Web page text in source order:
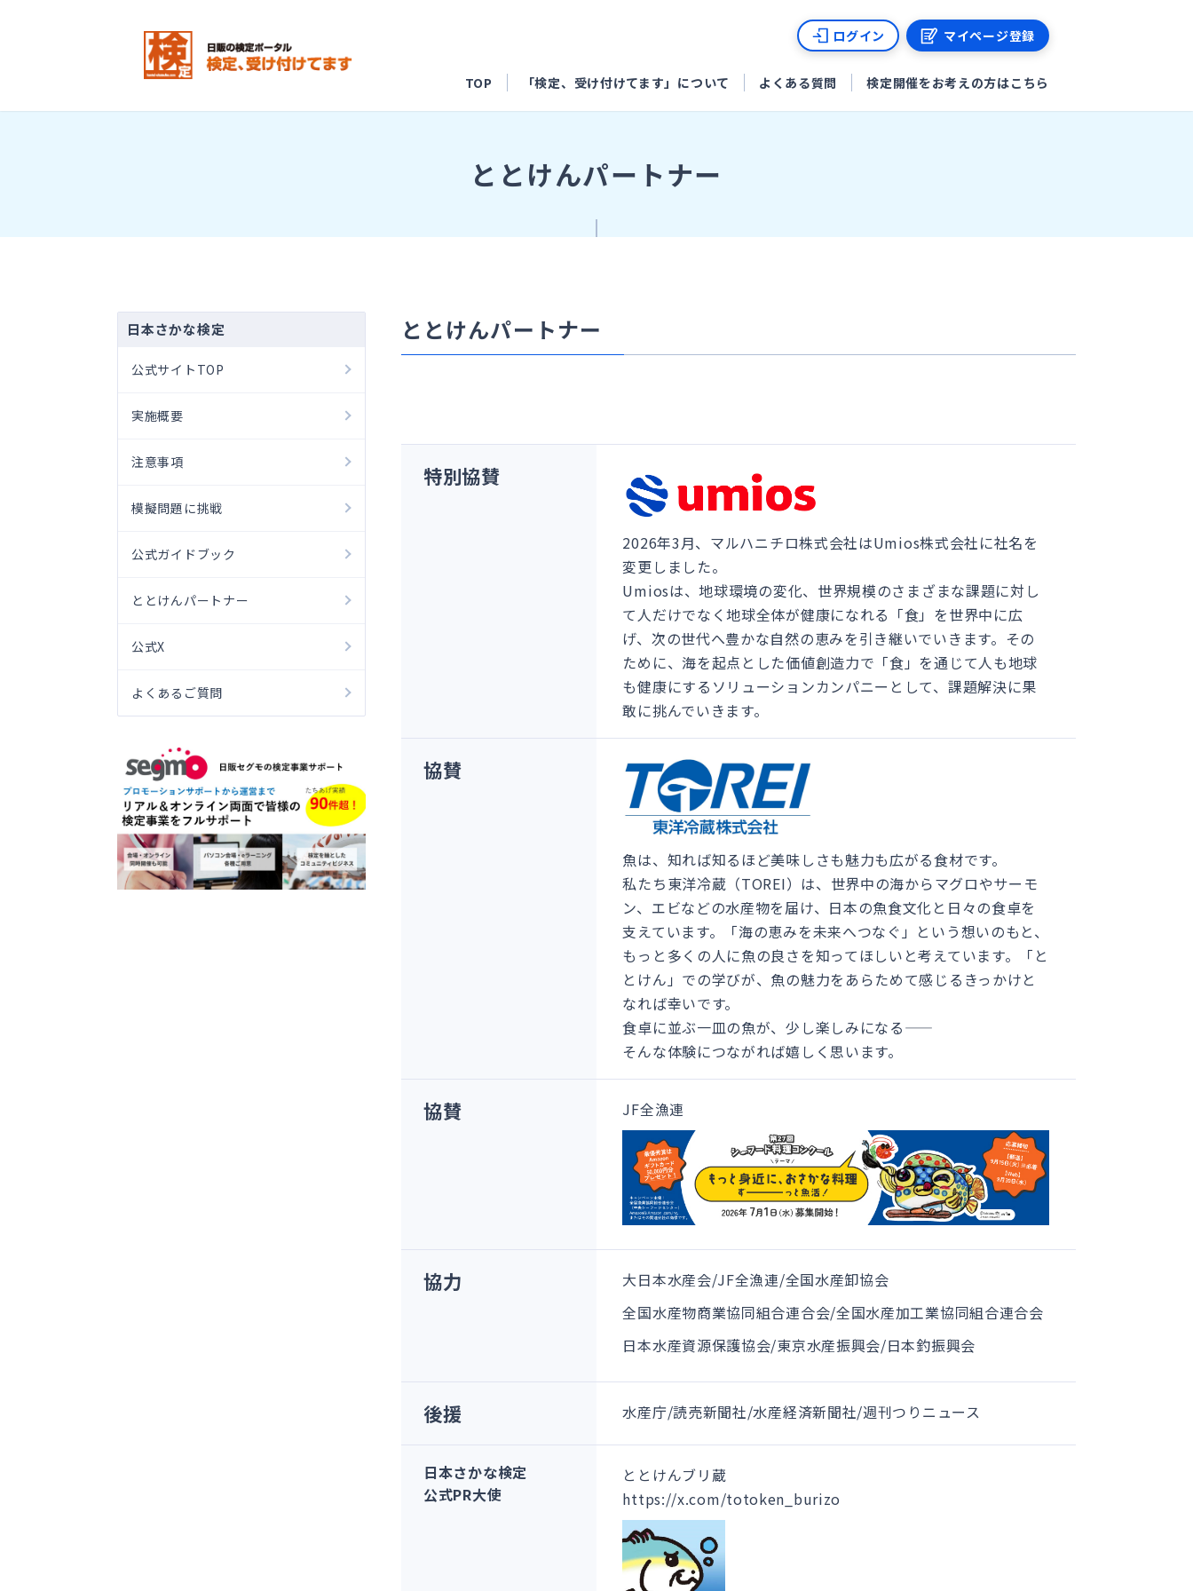
ログイン マイページ登録
TOP 「検定、受け付けてます」について よくある質問 検定開催をお考えの方はこちら
ととけんパートナー
日本さかな検定
公式サイトTOP
実施概要
注意事項
模擬問題に挑戦
公式ガイドブック
ととけんパートナー
公式X
よくあるご質問
ととけんパートナー
特別協賛
2026年3月、マルハニチロ株式会社はUmios株式会社に社名を
変更しました。
Umiosは、地球環境の変化、世界規模のさまざまな課題に対し
て人だけでなく地球全体が健康になれる「食」を世界中に広
げ、次の世代へ豊かな自然の恵みを引き継いでいきます。その
ために、海を起点とした価値創造力で「食」を通じて人も地球
も健康にするソリューションカンパニーとして、課題解決に果
敢に挑んでいきます。
協賛
魚は、知れば知るほど美味しさも魅力も広がる食材です。
私たち東洋冷蔵（TOREI）は、世界中の海からマグロやサーモ
ン、エビなどの水産物を届け、日本の魚食文化と日々の食卓を
支えています。「海の恵みを未来へつなぐ」という想いのもと、
もっと多くの人に魚の良さを知ってほしいと考えています。「と
とけん」での学びが、魚の魅力をあらためて感じるきっかけと
なれば幸いです。
食卓に並ぶ一皿の魚が、少し楽しみになる——
そんな体験につながれば嬉しく思います。
協賛 JF全漁連
協力 大日本水産会/JF全漁連/全国水産卸協会
全国水産物商業協同組合連合会/全国水産加工業協同組合連合会
日本水産資源保護協会/東京水産振興会/日本釣振興会
後援 水産庁/読売新聞社/水産経済新聞社/週刊つりニュース
日本さかな検定
公式PR大使
ととけんブリ蔵
https://x.com/totoken_burizo